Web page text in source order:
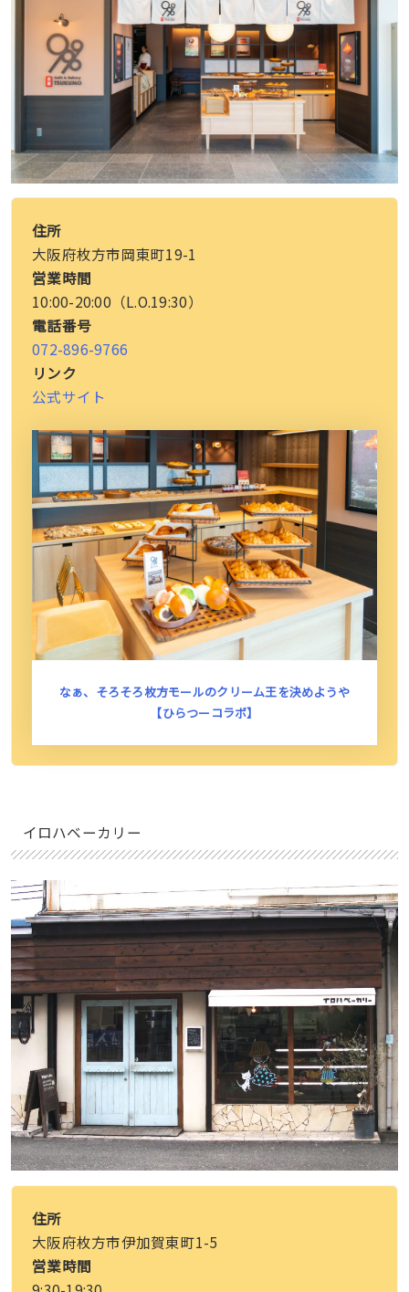
住所
大阪府枚方市岡東町19-1
営業時間
10:00-20:00（L.O.19:30）
電話番号
072-896-9766
リンク
公式サイト
なぁ、そろそろ枚方モールのクリーム王を決めようや
【ひらつーコラボ】
イロハベーカリー
住所
大阪府枚方市伊加賀東町1-5
営業時間